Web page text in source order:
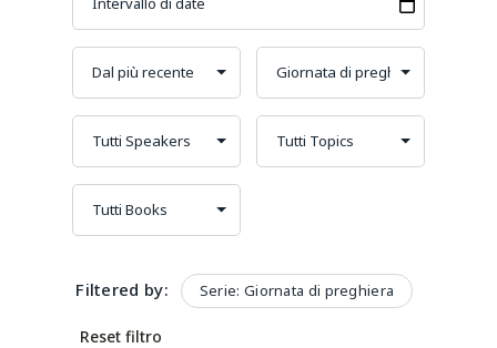
Filtered by: Serie: Giornata di preghiera
Reset filtro